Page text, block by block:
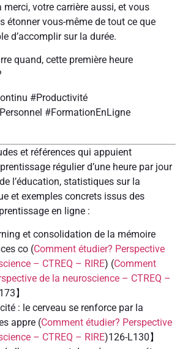
merci, votre carrière aussi, et vous
étonner vous-même de tout ce que
d’accomplir sur la durée.
quand, cette première heure
#Productivité
#FormationEnLigne
et références qui appuient
régulier d’une heure par jour
l’éducation, statistiques sur la
et exemples concrets issus des
en ligne :
et consolidation de la mémoire
co (Comment étudier? Perspective
– CTREQ – RIRE) (Comment
de la neuroscience – CTREQ –
】
: le cerveau se renforce par la
appre (Comment étudier? Perspective
– CTREQ – RIRE)126-L130】